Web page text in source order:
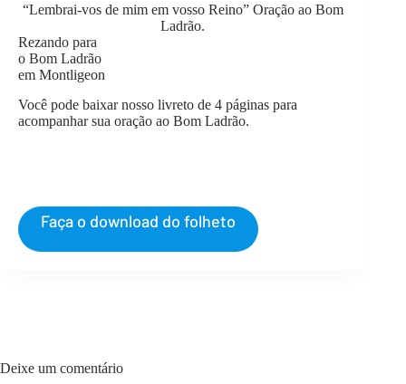
“Lembrai-vos de mim em vosso Reino” Oração ao Bom
Ladrão.
Rezando para
o Bom Ladrão
em Montligeon
Você pode baixar nosso livreto de 4 páginas para
acompanhar sua oração ao Bom Ladrão.
Faça o download do folheto
Deixe um comentário